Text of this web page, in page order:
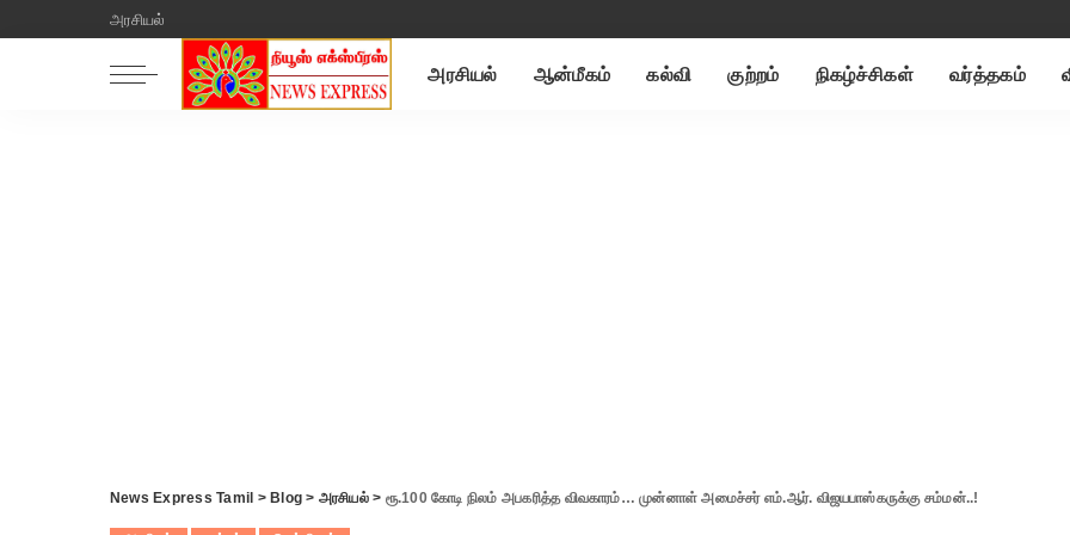
அரசியல்
அரசியல் ஆன்மீகம் கல்வி குற்றம் நிகழ்ச்சிகள் வர்த்தகம்
News Express Tamil > Blog > அரசியல்> ரூ.100 கோடி நிலம் அபகரித்த விவகாரம்… முன்னாள் அமைச்சர் எம்.ஆர். விஜயபாஸ்கருக்கு சம்மன்..!